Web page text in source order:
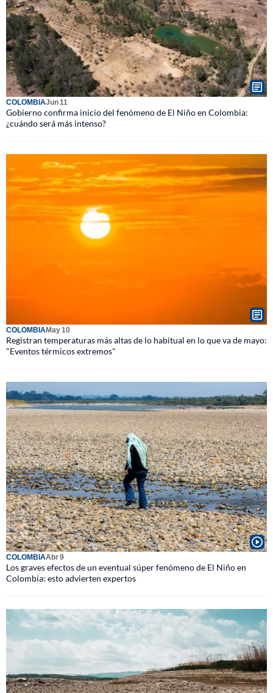
COLOMBIAJun 11
Gobierno confirma inicio del fenómeno de El Niño en Colombia:
¿cuándo será más intenso?
COLOMBIAMay 10
Registran temperaturas más altas de lo habitual en lo que va de mayo:
"Eventos térmicos extremos"
COLOMBIAAbr 9
Los graves efectos de un eventual súper fenómeno de El Niño en
Colombia: esto advierten expertos